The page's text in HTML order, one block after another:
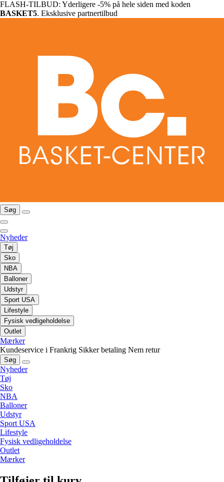
FLASH-TILBUD: Yderligere -5% på hele siden med koden
BASKET5. Eksklusive partnertilbud
Søg
Nyheder
Tøj
Sko
NBA
Balloner
Udstyr
Sport USA
Lifestyle
Fysisk vedligeholdelse
Outlet
Mærker
Kundeservice i Frankrig Sikker betaling Nem retur
Søg
Nyheder
Tøj
Sko
NBA
Balloner
Udstyr
Sport USA
Lifestyle
Fysisk vedligeholdelse
Outlet
Mærker